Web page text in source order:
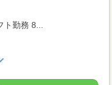
勤務 8...